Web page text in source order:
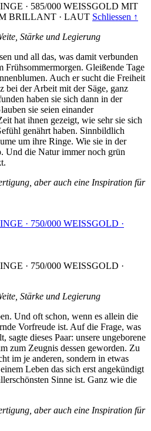
· 585/000 WEISSGOLD MIT
BRILLANT · LAUT Schliessen ↑
Stärke und Legierung
und all das, was damit verbunden
Frühsommermorgen. Gleißende Tage
Auch er sucht die Freiheit
bei der Arbeit mit der Säge, ganz
haben sie sich dann in der
sie seien einander
hat ihnen gezeigt, wie sehr sie sich
genährt haben. Sinnbildlich
um ihre Ringe. Wie sie in der
Und die Natur immer noch grün
aber auch eine Inspiration für
· 750/000 WEISSGOLD ·
· 750/000 WEISSGOLD ·
Stärke und Legierung
Und oft schon, wenn es allein die
Vorfreude ist. Auf die Frage, was
sagte dieses Paar: unsere ungeborene
zum Zeugnis dessen geworden. Zu
im je anderen, sondern in etwas
Leben das sich erst angekündigt
Sinne ist. Ganz wie die
aber auch eine Inspiration für